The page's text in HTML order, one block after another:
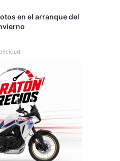
en el arranque del